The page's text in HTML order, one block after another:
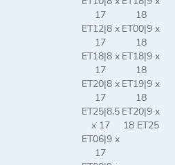
17
ET12|8 x
17
ET18|8 x
17
ET20|8 x
17
ET25|8,5
x 17
ET06|9 x
17
18
ET00|9 x
18
ET18|9 x
18
ET19|9 x
18
ET20|9 x
18 ET25